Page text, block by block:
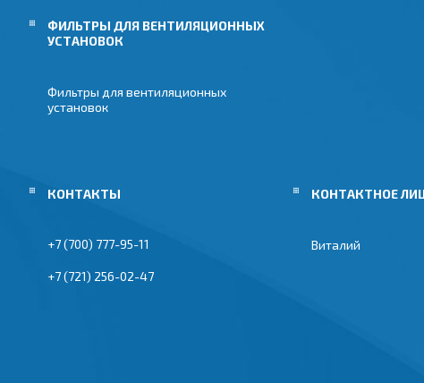
ФИЛЬТРЫ ДЛЯ ВЕНТИЛЯЦИОННЫХ
УСТАНОВОК
Фильтры для вентиляционных
установок
+7 (700) 777-95-11
+7 (721) 256-02-47
Виталий